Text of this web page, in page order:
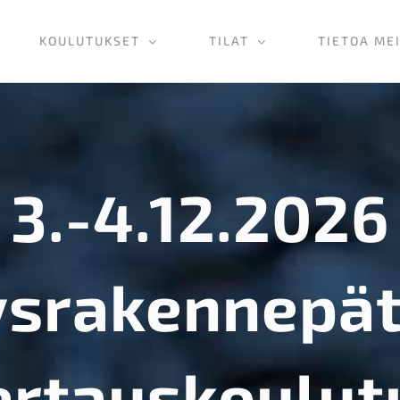
KOULUTUKSET TILAT TIETOA
3.-4.12.2026